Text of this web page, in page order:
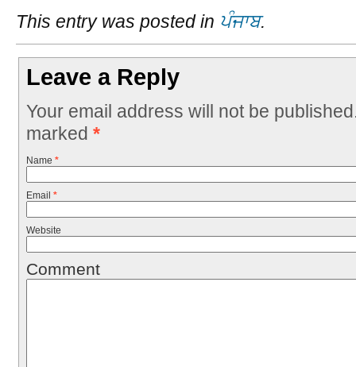
This entry was posted in ਪੰਜਾਬ.
Leave a Reply
Your email address will not be
marked *
Name *
Email *
Website
Comment